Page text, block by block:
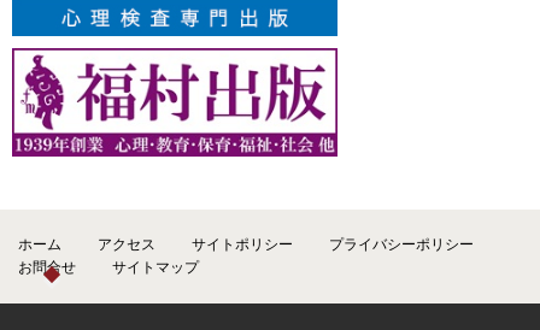
ホーム アクセス サイトポリシー
プライバシーポリシー
お問合せ
サイトマップ